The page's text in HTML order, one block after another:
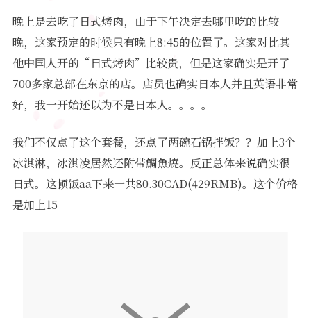
晚上是去吃了日式烤肉，由于下午决定去哪里吃的比较
晚，这家预定的时候只有晚上8:45的位置了。这家对比其
他中国人开的“日式烤肉”比较贵，但是这家确实是开了
700多家总部在东京的店。店员也确实日本人并且英语非常
好，我一开始还以为不是日本人。。。。
我们不仅点了这个套餐，还点了两碗石锅拌饭？？加上3个
冰淇淋，冰淇凌居然还附带鯛魚燒。反正总体来说确实很
日式。这顿饭aa下来一共80.30CAD(429RMB)。这个价格
是加上15